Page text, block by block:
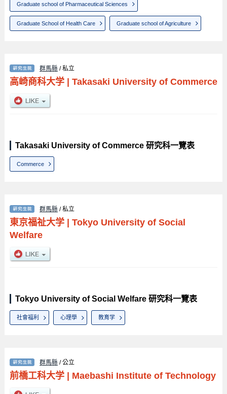
Graduate school of Pharmaceutical Sciences
Graduate School of Health Care Graduate school of Agriculture
群馬縣 / 私立
高崎商科大学| Takasaki University of Commerce
Takasaki University of Commerce 研究科一覽表
Commerce
群馬縣 / 私立
東京福祉大学| Tokyo University of Social
Welfare
Tokyo University of Social Welfare 研究科一覽表
社會福利 心理學 教育学
群馬縣 / 公立
前橋工科大学| Maebashi Institute of Technology